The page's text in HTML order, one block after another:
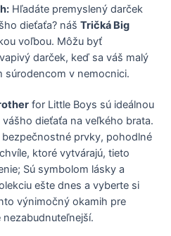
Hľadáte premyslený darček
dieťaťa? náš Tričká Big
voľbou. Môžu byť
darček, keď sa váš malý
súrodencom v nemocnici.
for Little Boys sú ideálnou
dieťaťa na veľkého brata.
prvky, pohodlné
ktoré vytvárajú, tieto
Sú symbolom lásky a
ešte dnes a vyberte si
výnimočný okamih pre